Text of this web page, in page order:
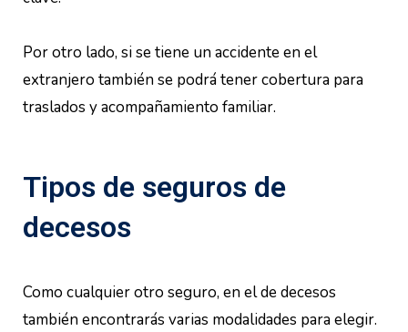
Por otro lado, si se tiene un accidente en el
extranjero también se podrá tener cobertura para
traslados y acompañamiento familiar.
Tipos de seguros de
decesos
Como cualquier otro seguro, en el de decesos
también encontrarás varias modalidades para elegir.